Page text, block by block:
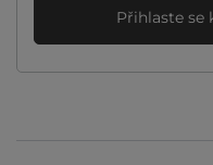
Přihlaste se